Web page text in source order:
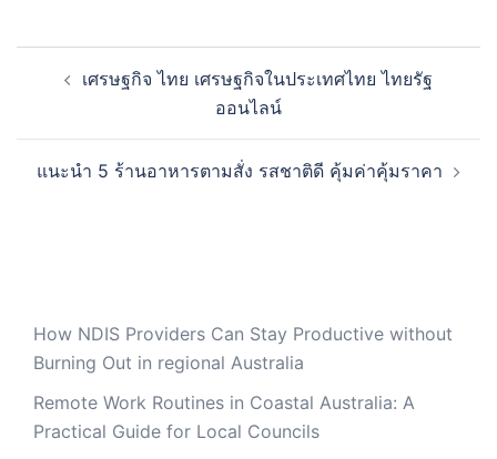
navigation
เศรษฐกิจ ไทย เศรษฐกิจในประเทศไทย ไทยรัฐ
ออนไลน์
แนะนำ 5 ร้านอาหารตามสั่ง รสชาติดี คุ้มค่าคุ้มราคา
How NDIS Providers Can Stay Productive without
Burning Out in regional Australia
Remote Work Routines in Coastal Australia: A
Practical Guide for Local Councils